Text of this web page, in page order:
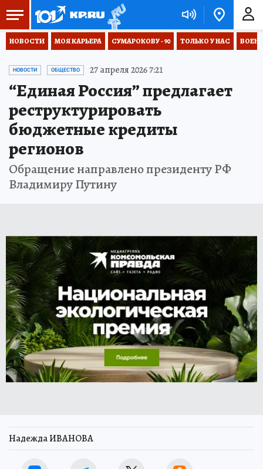
НОВОСТИ МОЯ КАРЬЕРА СУМАРОКОВУ - 90 ТОЛЬКО У НАС
НОВОСТИ ОБЩЕСТВО 27 апреля 2026 7:21
“Единая Россия” предлагает
реструктурировать
бюджетные кредиты
регионов
Обращение направлено президенту РФ
Владимиру Путину
Надежда ИВАНОВА